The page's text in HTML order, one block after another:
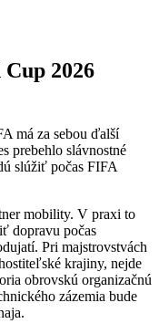
2026
má za sebou ďalší
prebehlo slávnostné
slúžiť počas FIFA
mobility. V praxi to
dopravu počas
Pri majstrovstvách
krajiny, nejde
obrovskú organizačnú
zázemia bude